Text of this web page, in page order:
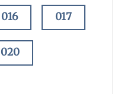
016 017
020